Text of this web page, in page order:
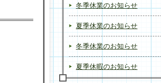
冬季休業のお知らせ
夏季休業のお知らせ
冬季休業のお知らせ
夏季休暇のお知らせ